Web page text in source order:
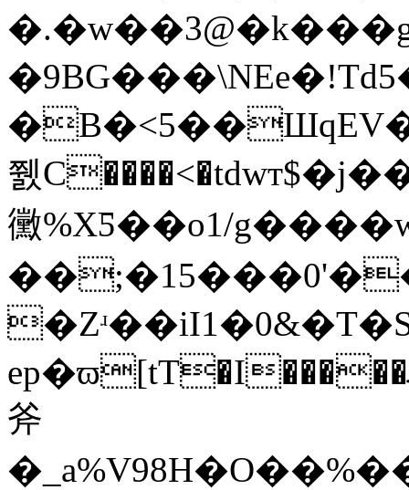
쮌
黴%XƼ��o1/
ep�ϖ[tT�I�����ރ�Bpۼj�]g0������L`BBT��ӈ9cXW:͞jh�M�,)�&TtųXO �g`�y=sӐ�Л�
斧